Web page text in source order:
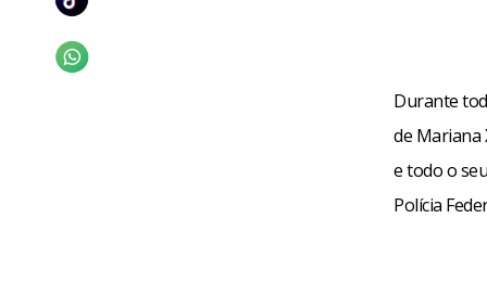
Durante
de Mariana
e todo o
Polícia